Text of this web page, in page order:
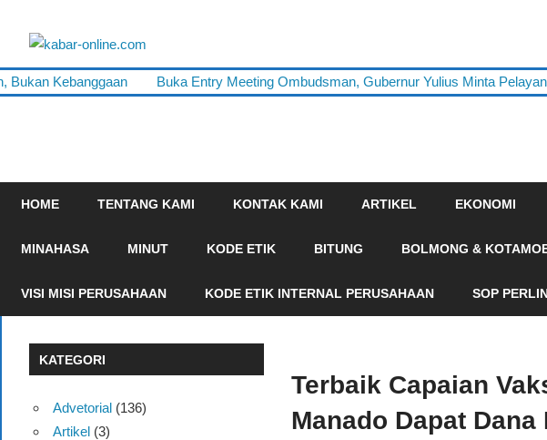
online.com
terpercaya
dalam
Bukan Kebanggaan Buka Entry Meeting Ombudsman, Gubernur Yulius Minta
HOME TENTANG KAMI KONTAK KAMI ARTIKEL EKONOMI
MINAHASA MINUT KODE ETIK BITUNG BOLMONG &
VISI MISI PERUSAHAAN KODE ETIK INTERNAL PERUSAHAAN SOP
Terbaik Capaian
Manado Dapat
KATEGORI
Advetorial(136)
Artikel(3)